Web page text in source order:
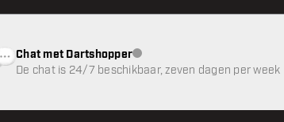
Chat met Dartshopperklantenservice niet beschikbaar
De chat is 24/7 beschikbaar, zeven dagen per week